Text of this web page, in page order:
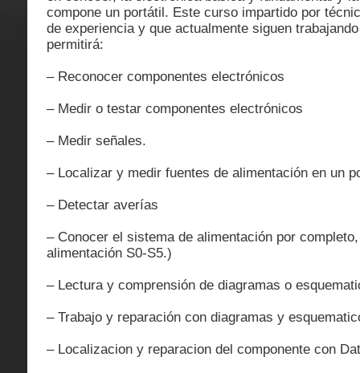
compone un portátil. Este curso impartido por
de experiencia y que actualmente siguen
permitirá:
– Reconocer componentes electrónicos
– Medir o testar componentes electrónicos
– Medir señales.
– Localizar y medir fuentes de alimentación en un
– Detectar averías
– Conocer el sistema de alimentación por
alimentación S0-S5.)
– Lectura y comprensión de diagramas o
– Trabajo y reparación con diagramas y
– Localizacion y reparacion del componente con